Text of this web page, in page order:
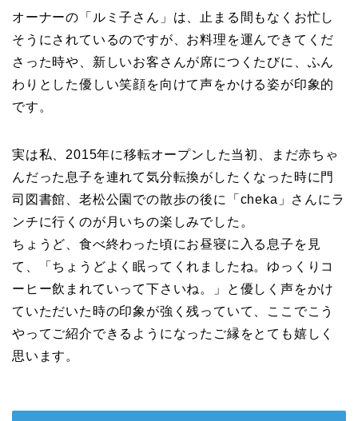
オーナーの「ルミ子さん」は、止まる間もなくお忙し
そうにされているのですが、お料理を運んできてくだ
さった時や、新しいお客さんが席につくたびに、ふん
わりとした優しい笑顔を向けて声をかける姿が印象的
です。
実は私、2015年に移転オープンした当初、まだ赤ちゃ
んだった息子を連れて気分転換がしたくなった時に門
司図書館、老松公園での散歩の後に「cheka」さんにラ
ンチに行くのが月いちの楽しみでした。
ちょうど、食べ終わった頃にお昼寝に入る息子を見
て、「ちょうどよく眠ってくれましたね。ゆっくりコ
ーヒー飲まれていって下さいね。」と優しく声をかけ
ていただいた時の印象が強く残っていて、ここでこう
やってご紹介できるようになったご縁をとても嬉しく
思います。